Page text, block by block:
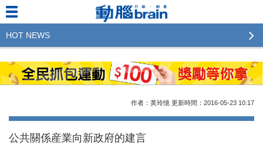
作者：黃玲憶 更新時間：2016-05-23 10:17
公共關係産業向新政府的建言
HOT NEWS
2023行銷傳播傑出貢獻獎 啟動徵件！期許參賽作品
更創新及具影響力
2022行銷傳播傑出貢獻獎得獎名單揭曉，近400位行